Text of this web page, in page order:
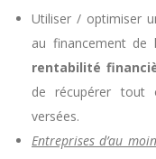
Utiliser / optimiser
au financement de
rentabilité
de récupérer tout
versées.
Entreprises d’au